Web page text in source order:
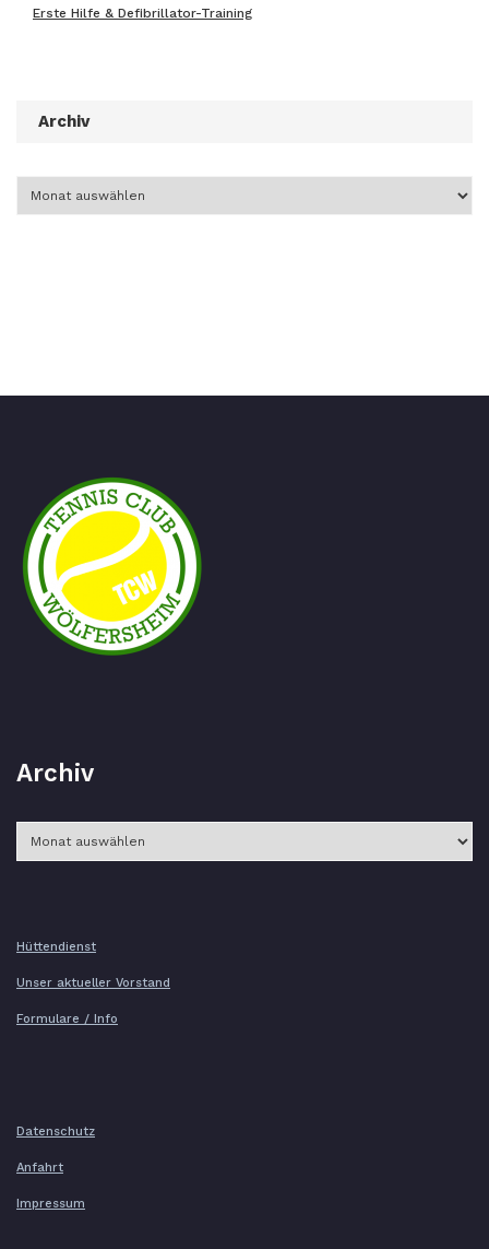
Erste Hilfe & Defibrillator-Training
Archiv
Archiv
Hüttendienst
Unser aktueller Vorstand
Formulare / Info
Datenschutz
Anfahrt
Impressum